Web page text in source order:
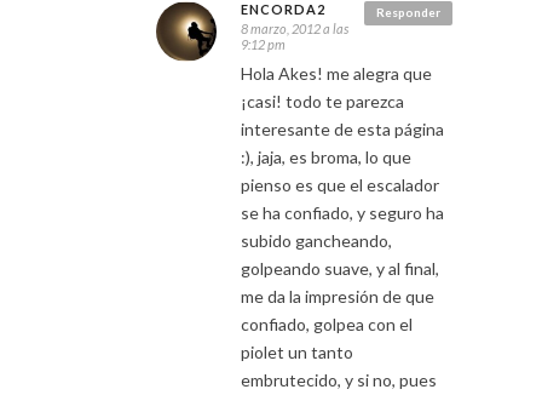
Responder
ENCORDA2
8 marzo, 2012 a las
9:12 pm
Hola Akes! me alegra que
¡casi! todo te parezca
interesante de esta página
:), jaja, es broma, lo que
pienso es que el escalador
se ha confiado, y seguro ha
subido gancheando,
golpeando suave, y al final,
me da la impresión de que
confiado, golpea con el
piolet un tanto
embrutecido, y si no, pues